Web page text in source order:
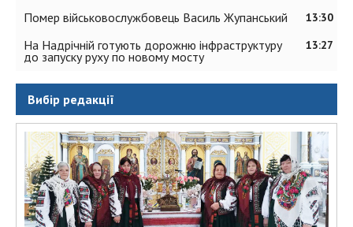
13:30
Помер військовослужбовець Василь Жупанський
13:27
На Надрічній готують дорожню інфраструктуру
до запуску руху по новому мосту
Вибір редакції